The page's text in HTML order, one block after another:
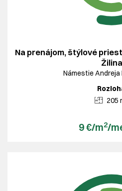
Na prenájom, štýlové
Žilina
Námestie Andreja
205
9 €/m2/